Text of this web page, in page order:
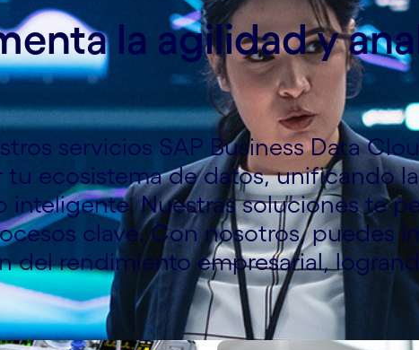
la agilidad y
servicios SAP Business Data
tu ecosistema de datos, unificando
Nuestras soluciones te
clave. Con nosotros, puedes
rendimiento empresarial,